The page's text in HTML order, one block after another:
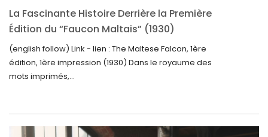
October 2024
September 2024
August 2024
May 2024
April 2024
La Fascinante Histoire Derrière la Première
Édition du “Faucon Maltais” (1930)
(english follow) Link - lien : The Maltese Falcon, 1ère
édition, 1ère impression (1930) Dans le royaume des
mots imprimés,...